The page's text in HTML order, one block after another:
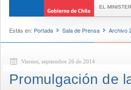
EL
Estás en: Portada Sala de Prensa Archivo
Viernes, septiembre 26 de 2014
Promulgación de